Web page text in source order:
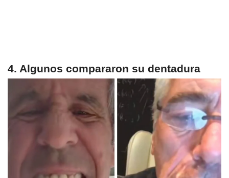
4. Algunos compararon su dentadura